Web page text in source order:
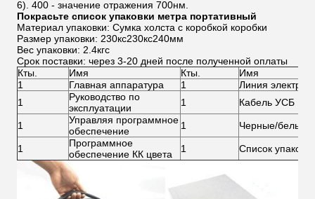
6). 400 - значение отражения 700нм.
Покрасьте список упаковки метра портативный
Материал упаковки: Сумка холста с коробкой коробки
Размер упаковки: 230кс230кс240мм
Вес упаковки: 2.4кгс
Срок поставки: через 3-20 дней после полученной оплаты
Кты.
Имя Кты.
Имя
1
Главная аппаратура 1
Линия
1
Руководство по
эксплуатации
1 Кабель УСБ
1
Управляя программное
обеспечение
1 Черные/белые
1
Программное
обеспечение КК цвета
1 Список упаковки